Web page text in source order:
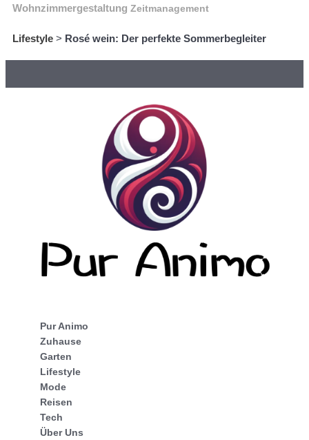
Wohnzimmergestaltung Zeitmanagement
Lifestyle > Rosé wein: Der perfekte Sommerbegleiter
Pur Animo
Zuhause
Garten
Lifestyle
Mode
Reisen
Tech
Über Uns